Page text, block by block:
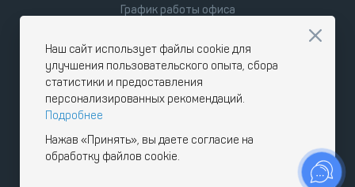
График работы офиса
9:00 - 18:00
Наш сайт использует файлы cookie для
улучшения пользовательского опыта, сбора
статистики и предоставления
персонализированных рекомендаций.
Подробнее
Нажав «Принять», вы даете согласие на
обработку файлов cookie.